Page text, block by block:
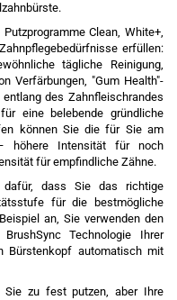
Clean, White+,
erfüllen:
tägliche Reinigung,
Verfärbungen, "Gum Health"-
des Zahnfleischrandes
eine belebende gründliche
können Sie die für Sie am
höhere Intensität für noch
für empfindliche Zähne.
dafür, dass Sie das richtige
für die bestmögliche
an, Sie verwenden den
Technologie Ihrer
Bürstenkopf automatisch mit
zu fest putzen, aber Ihre